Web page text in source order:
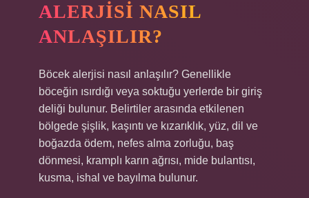
ALERJISI NASIL
ANLAŞILIR?
Böcek alerjisi nasıl anlaşılır? Genellikle
böceğin ısırdığı veya soktuğu yerlerde bir giriş
deliği bulunur. Belirtiler arasında etkilenen
bölgede şişlik, kaşıntı ve kızarıklık, yüz, dil ve
boğazda ödem, nefes alma zorluğu, baş
dönmesi, kramplı karın ağrısı, mide bulantısı,
kusma, ishal ve bayılma bulunur.